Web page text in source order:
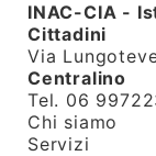
INAC-CIA -
Cittadini
Via
Centralino
Tel. 06
Chi siamo
Servizi